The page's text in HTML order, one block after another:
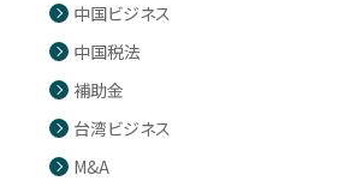
中国ビジネス
中国税法
補助金
台湾ビジネス
M&A